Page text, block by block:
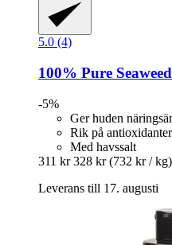
5.0 (4)
100% Pure
-5%
Ger huden
Rik på antioxidanter
Med havssalt
311 kr 328 kr (732 kr / kg)
Leverans till 17. augusti